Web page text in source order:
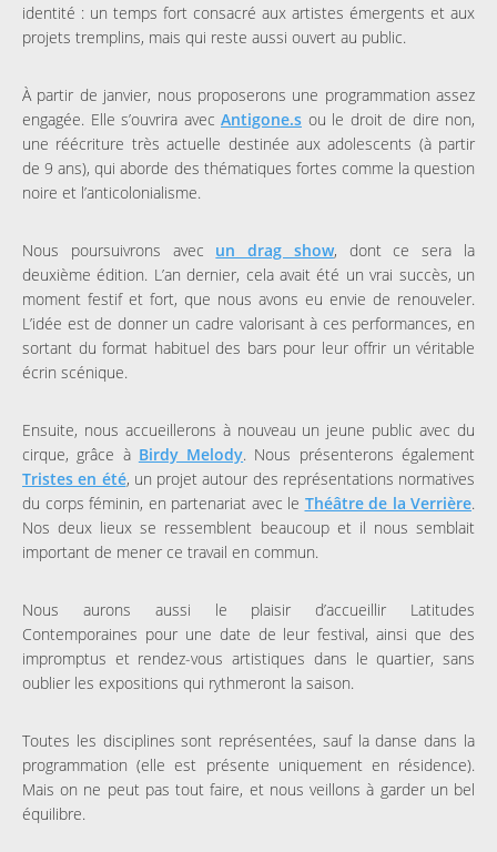
identité : un temps fort consacré aux artistes émergents et aux
projets tremplins, mais qui reste aussi ouvert au public.
À partir de janvier, nous proposerons une programmation assez
engagée. Elle s’ouvrira avec Antigone.s ou le droit de dire non,
une réécriture très actuelle destinée aux adolescents (à partir
de 9 ans), qui aborde des thématiques fortes comme la question
noire et l’anticolonialisme.
Nous poursuivrons avec un drag show, dont ce sera la
deuxième édition. L’an dernier, cela avait été un vrai succès, un
moment festif et fort, que nous avons eu envie de renouveler.
L’idée est de donner un cadre valorisant à ces performances, en
sortant du format habituel des bars pour leur offrir un véritable
écrin scénique.
Ensuite, nous accueillerons à nouveau un jeune public avec du
cirque, grâce à Birdy Melody. Nous présenterons également
Tristes en été, un projet autour des représentations normatives
du corps féminin, en partenariat avec le Théâtre de la Verrière.
Nos deux lieux se ressemblent beaucoup et il nous semblait
important de mener ce travail en commun.
Nous aurons aussi le plaisir d’accueillir Latitudes
Contemporaines pour une date de leur festival, ainsi que des
impromptus et rendez-vous artistiques dans le quartier, sans
oublier les expositions qui rythmeront la saison.
Toutes les disciplines sont représentées, sauf la danse dans la
programmation (elle est présente uniquement en résidence).
Mais on ne peut pas tout faire, et nous veillons à garder un bel
équilibre.